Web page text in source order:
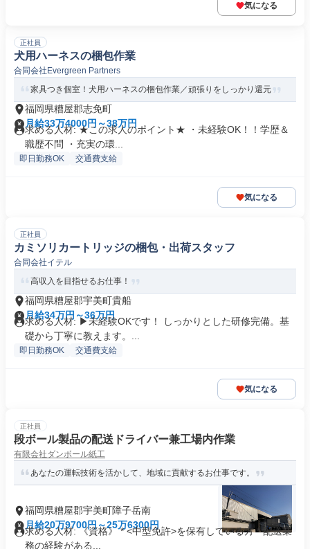
気になる
正社員
犬用ハーネスの梱包作業
合同会社Evergreen Partners
家具つき個室！犬用ハーネスの梱包作業／頑張りをしっかり還元
福岡県糟屋郡志免町
月給33万4000円～38万円
求める人材: ★この求人のポイント★ ・未経験OK！！学歴＆
職歴不問 ・充実の環...
即日勤務OK 交通費支給
気になる
正社員
カミソリカートリッジの梱包・出荷スタッフ
合同会社イテル
高収入を目指せるお仕事！
福岡県糟屋郡宇美町貴船
月給34万円～36万円
求める人材: ▶未経験OKです！ しっかりとした研修完備。基
礎から丁寧に教えます。...
即日勤務OK 交通費支給
気になる
正社員
段ボール製品の配送ドライバー兼工場内作業
有限会社ダンボール紙工
あなたの運転技術を活かして、地域に貢献するお仕事です。
福岡県糟屋郡宇美町障子岳南
月給20万9700円～25万6300円
求める人材: 《資格》 * <中型免許>を保有している方 * 配送業
務の経験がある...